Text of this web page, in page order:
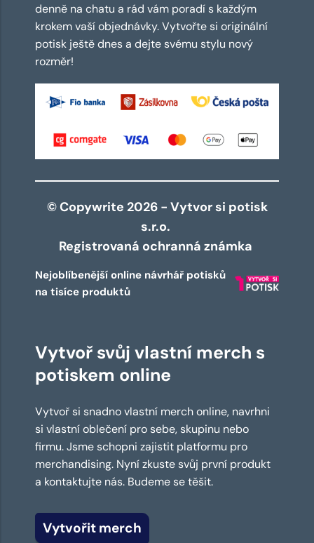
denně na chatu a rád vám poradí s každým
krokem vaší objednávky. Vytvořte si originální
potisk ještě dnes a dejte svému stylu nový
rozměr!
© Copywrite 2026 - Vytvor si potisk
s.r.o.
Registrovaná ochranná známka
Nejoblíbenější online návrhář potisků
na tisíce produktů
Vytvoř svůj vlastní merch s
potiskem online
Vytvoř si snadno vlastní merch online, navrhni
si vlastní oblečení pro sebe, skupinu nebo
firmu. Jsme schopni zajistit platformu pro
merchandising. Nyní zkuste svůj první produkt
a kontaktujte nás. Budeme se těšit.
Vytvořit merch